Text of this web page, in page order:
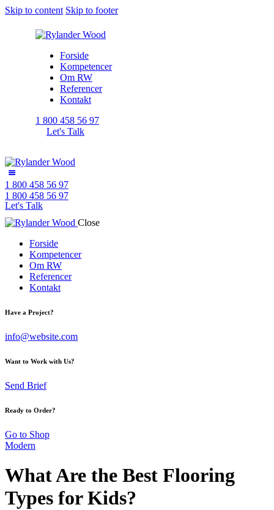
Skip to content Skip to footer
Forside
Kompetencer
Om RW
Referencer
Kontakt
1 800 458 56 97
Let's Talk
1 800 458 56 97
1 800 458 56 97
Let's Talk
Close
Forside
Kompetencer
Om RW
Referencer
Kontakt
Have a Project?
info@website.com
Want to Work with Us?
Send Brief
Ready to Order?
Go to Shop
Modern
What Are the Best Flooring
Types for Kids?